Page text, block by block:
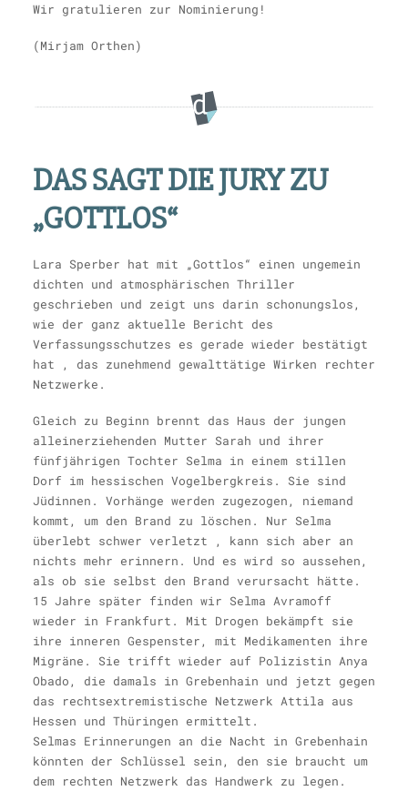
Wir gratulieren zur Nominierung!
(Mirjam Orthen)
DAS SAGT DIE JURY ZU
„GOTTLOS“
Lara Sperber hat mit „Gottlos“ einen ungemein
dichten und atmosphärischen Thriller
geschrieben und zeigt uns darin schonungslos,
wie der ganz aktuelle Bericht des
Verfassungsschutzes es gerade wieder bestätigt
hat , das zunehmend gewalttätige Wirken rechter
Netzwerke.
Gleich zu Beginn brennt das Haus der jungen
alleinerziehenden Mutter Sarah und ihrer
fünfjährigen Tochter Selma in einem stillen
Dorf im hessischen Vogelbergkreis. Sie sind
Jüdinnen. Vorhänge werden zugezogen, niemand
kommt, um den Brand zu löschen. Nur Selma
überlebt schwer verletzt , kann sich aber an
nichts mehr erinnern. Und es wird so aussehen,
als ob sie selbst den Brand verursacht hätte.
15 Jahre später finden wir Selma Avramoff
wieder in Frankfurt. Mit Drogen bekämpft sie
ihre inneren Gespenster, mit Medikamenten ihre
Migräne. Sie trifft wieder auf Polizistin Anya
Obado, die damals in Grebenhain und jetzt gegen
das rechtsextremistische Netzwerk Attila aus
Hessen und Thüringen ermittelt.
Selmas Erinnerungen an die Nacht in Grebenhain
könnten der Schlüssel sein, den sie braucht um
dem rechten Netzwerk das Handwerk zu legen.